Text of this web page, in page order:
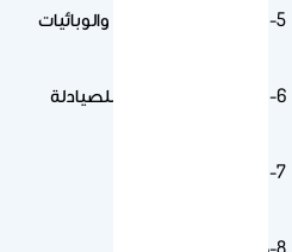
5- طرائق البحث الدوائية والوبائيات
6- المهارات الإكلينكية للصيادلة
7- الإدارة الصيدلية
8-صيدلة المستشفيات